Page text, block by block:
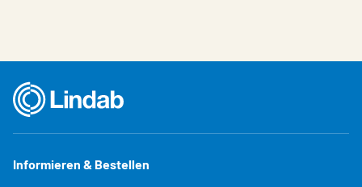
Informieren & Bestellen